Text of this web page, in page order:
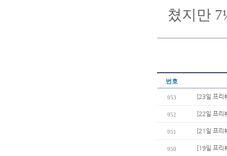
쳤지만
번호
953 [23일 프리
952 [22일 프리
951 [21일 프리
950 [19일 프리